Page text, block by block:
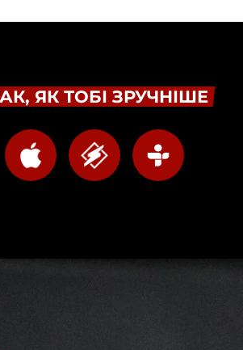
ЯК ТОБІ ЗРУЧНІШЕ